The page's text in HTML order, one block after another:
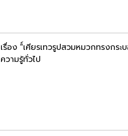
เรื่อง "์เศียรเทวรูปสวมหมวกทรงกระ
ความรู้ทั่วไป